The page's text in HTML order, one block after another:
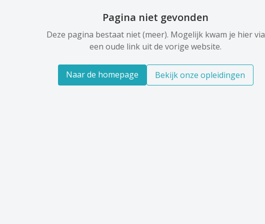
Pagina niet gevonden
Deze pagina bestaat niet (meer). Mogelijk kwam je hier via
een oude link uit de vorige website.
Naar de homepage Bekijk onze opleidingen